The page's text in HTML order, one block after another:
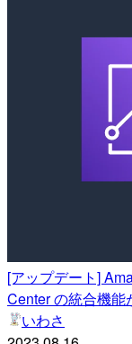
[アップデート]
Center の統合機能
いわさ